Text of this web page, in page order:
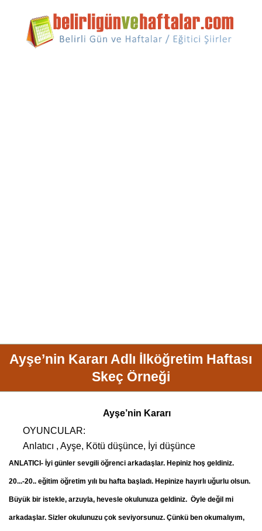
Ayşe’nin Kararı Adlı İlköğretim Haftası
Skeç Örneği
Ayşe’nin Kararı
OYUNCULAR:
Anlatıcı , Ayşe, Kötü düşünce, İyi düşünce
ANLATICI- İyi günler sevgili öğrenci arkadaşlar. Hepiniz hoş geldiniz.
20...-20.. eğitim öğretim yılı bu hafta başladı. Hepinize hayırlı uğurlu olsun.
Büyük bir istekle, arzuyla, hevesle okulunuza geldiniz. Öyle değil mi
arkadaşlar. Sizler okulunuzu çok seviyorsunuz. Çünkü ben okumalıyım,